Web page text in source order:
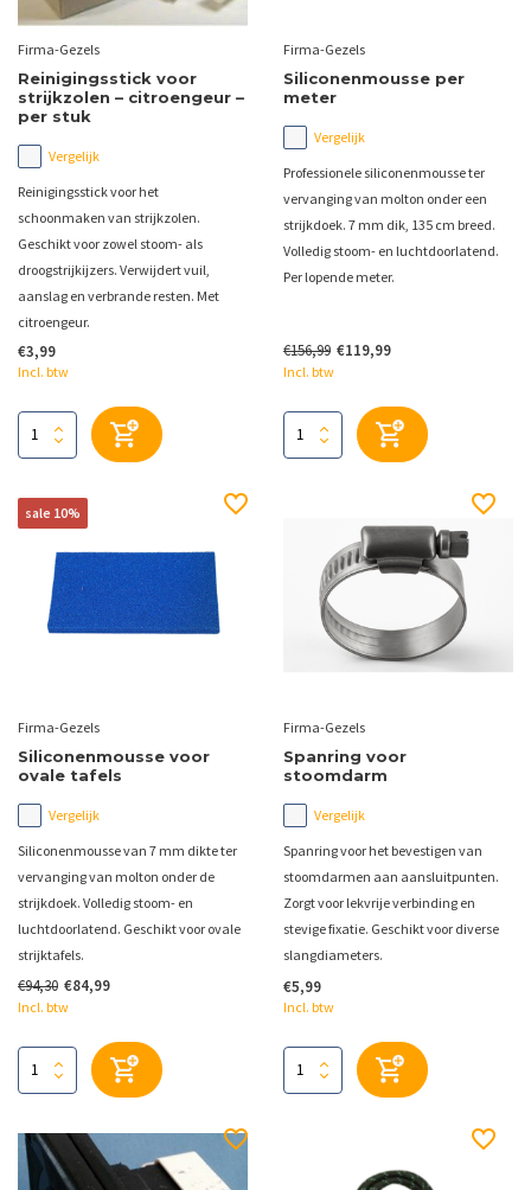
Firma-Gezels
Reinigingsstick voor
strijkzolen – citroengeur –
per stuk
Vergelijk
Reinigingsstick voor het
schoonmaken van strijkzolen.
Geschikt voor zowel stoom- als
droogstrijkijzers. Verwijdert vuil,
aanslag en verbrande resten. Met
citroengeur.
€3,99
Incl. btw
Firma-Gezels
Siliconenmousse per
meter
Vergelijk
Professionele siliconenmousse ter
vervanging van molton onder een
strijkdoek. 7 mm dik, 135 cm breed.
Volledig stoom- en luchtdoorlatend.
Per lopende meter.
€156,99 €119,99
Incl. btw
sale 10%
Firma-Gezels
Siliconenmousse voor
ovale tafels
Vergelijk
Siliconenmousse van 7 mm dikte ter
vervanging van molton onder de
strijkdoek. Volledig stoom- en
luchtdoorlatend. Geschikt voor ovale
strijktafels.
€94,30 €84,99
Incl. btw
Firma-Gezels
Spanring voor
stoomdarm
Vergelijk
Spanring voor het bevestigen van
stoomdarmen aan aansluitpunten.
Zorgt voor lekvrije verbinding en
stevige fixatie. Geschikt voor diverse
slangdiameters.
€5,99
Incl. btw